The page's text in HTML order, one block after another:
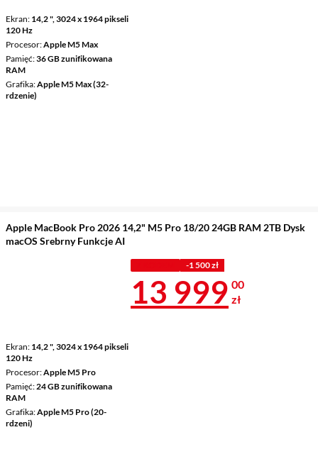
Ekran 14,2 ", 3024 x 1964 pikseli
120 Hz
Procesor Apple M5 Max
Pamięć 36 GB zunifikowana
RAM
Grafika Apple M5 Max (32-
rdzenie)
Apple MacBook Pro 2026 14,2" M5 Pro 18/20 24GB RAM 2TB Dysk
macOS Srebrny Funkcje AI
Ekran 14,2 ", 3024 x 1964 pikseli
120 Hz
Procesor Apple M5 Pro
Pamięć 24 GB zunifikowana
RAM
Grafika Apple M5 Pro (20-
rdzeni)
-1 500 zł
Cena 13 999
13 999 00
zł